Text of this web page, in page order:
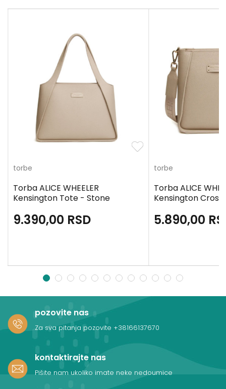
torbe
Torba ALICE WHEELER
Kensington Tote - Stone
9.390,00 RSD
torbe
Torba ALICE
Kensington
5.890,00
1 2 3 4 5 6 7 8 9 10 11 12
pozovite nas
Za sva pitanja pozovite +38166137670
kontaktirajte nas
Pišite nam ukoliko imate neke nedoumice